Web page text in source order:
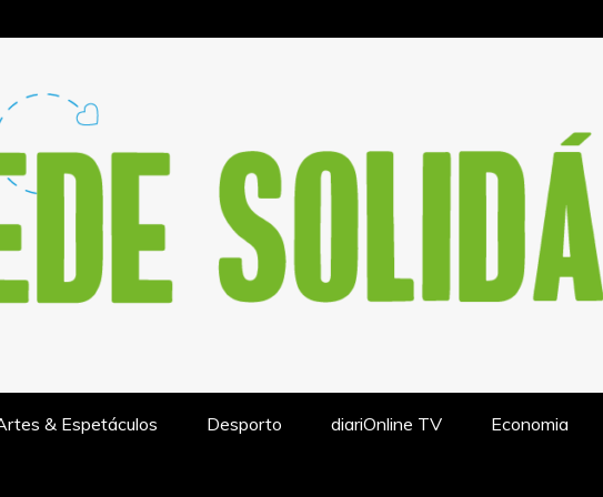
& Espetáculos Desporto diariOnline TV Economia